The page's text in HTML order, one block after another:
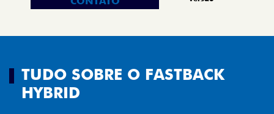
TUDO SOBRE O FASTBACK
HYBRID